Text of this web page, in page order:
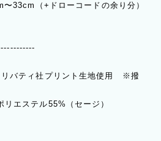
〜33cm（+ドローコードの余り分）
バティ社プリント生地使用 ※撥
エステル55%（セージ）